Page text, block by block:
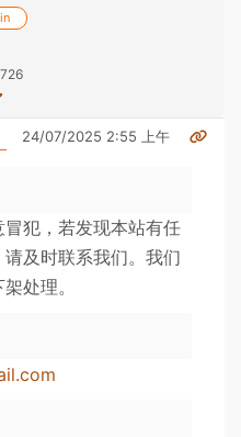
24/07/2025 2:55 上午
犯，若发现本站有任
及时联系我们。我们
处理。